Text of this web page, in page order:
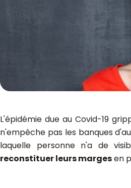
L'épidémie due au Covid-19
n'empêche pas les banques
laquelle personne n'a de
reconstituer leurs margesen